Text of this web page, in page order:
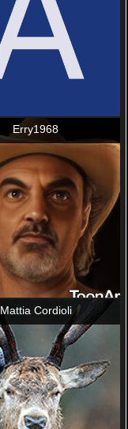
Erry1968
Mattia Cordioli